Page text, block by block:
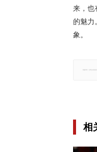
来，也
的魅力
象。
相